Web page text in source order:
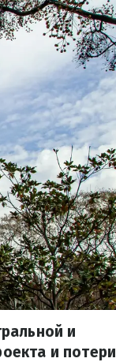
и
и потери